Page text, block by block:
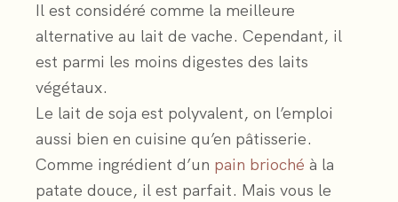
Il est considéré comme la meilleure
alternative au lait de vache. Cependant, il
est parmi les moins digestes des laits
végétaux.
Le lait de soja est polyvalent, on l’emploi
aussi bien en cuisine qu’en pâtisserie.
Comme ingrédient d’un pain brioché à la
patate douce, il est parfait. Mais vous le